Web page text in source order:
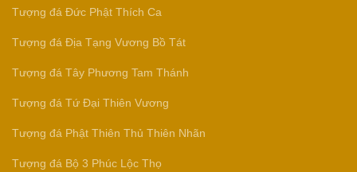
Tượng đá Đức Phật Thích Ca
Tượng đá Địa Tạng Vương Bồ Tát
Tượng đá Tây Phương Tam Thánh
Tượng đá Tứ Đại Thiên Vương
Tượng đá Phật Thiên Thủ Thiên Nhãn
Tượng đá Bộ 3 Phúc Lộc Thọ